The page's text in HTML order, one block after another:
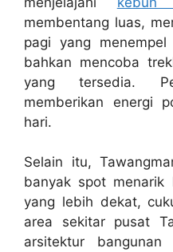
membentang luas,
pagi yang
bahkan mencoba
yang tersedia.
memberikan energi
hari.
Selain itu,
banyak spot menarik
yang lebih dekat,
area sekitar pusat
arsitektur